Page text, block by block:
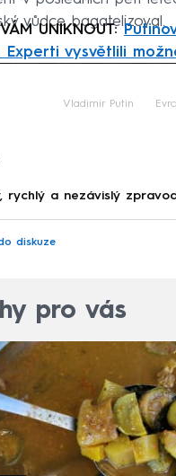
vůdce bagatelizoval.
UNIKNOUT:
Experti vysvětlili
Vladimir Putin
rychlý a nezávislý
diskuze
pro vás